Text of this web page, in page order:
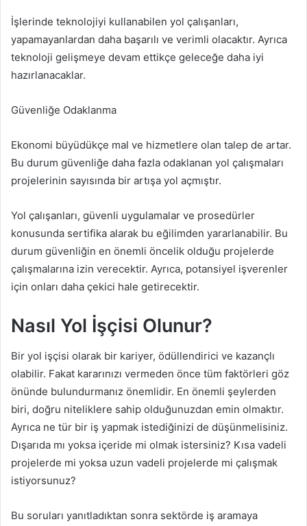
İşlerinde teknolojiyi kullanabilen yol çalışanları,
yapamayanlardan daha başarılı ve verimli olacaktır. Ayrıca
teknoloji gelişmeye devam ettikçe geleceğe daha iyi
hazırlanacaklar.
Güvenliğe Odaklanma
Ekonomi büyüdükçe mal ve hizmetlere olan talep de artar.
Bu durum güvenliğe daha fazla odaklanan yol çalışmaları
projelerinin sayısında bir artışa yol açmıştır.
Yol çalışanları, güvenli uygulamalar ve prosedürler
konusunda sertifika alarak bu eğilimden yararlanabilir. Bu
durum güvenliğin en önemli öncelik olduğu projelerde
çalışmalarına izin verecektir. Ayrıca, potansiyel işverenler
için onları daha çekici hale getirecektir.
Nasıl Yol İşçisi Olunur?
Bir yol işçisi olarak bir kariyer, ödüllendirici ve kazançlı
olabilir. Fakat kararınızı vermeden önce tüm faktörleri göz
önünde bulundurmanız önemlidir. En önemli şeylerden
biri, doğru niteliklere sahip olduğunuzdan emin olmaktır.
Ayrıca ne tür bir iş yapmak istediğinizi de düşünmelisiniz.
Dışarıda mı yoksa içeride mi olmak istersiniz? Kısa vadeli
projelerde mi yoksa uzun vadeli projelerde mi çalışmak
istiyorsunuz?
Bu soruları yanıtladıktan sonra sektörde iş aramaya